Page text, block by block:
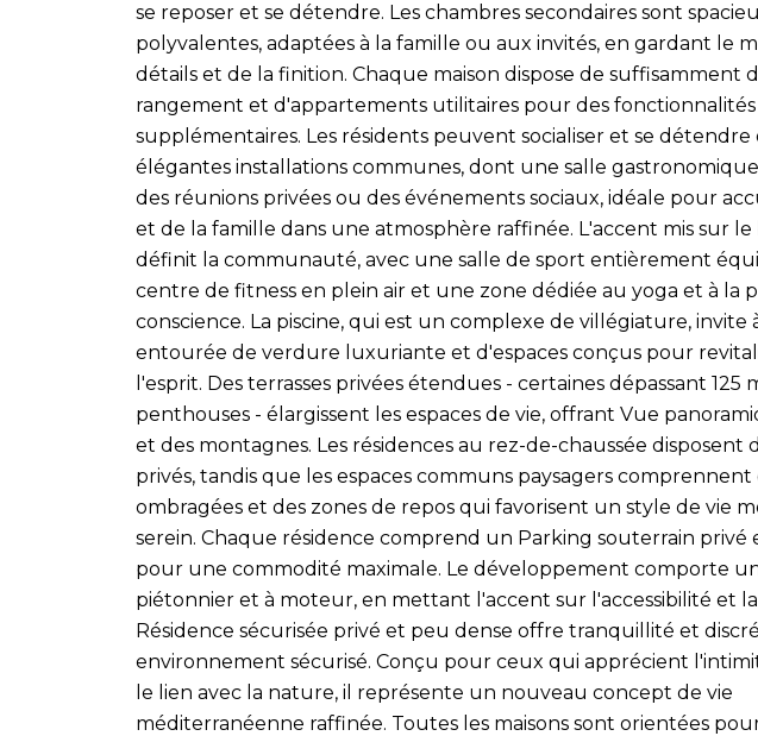
se reposer et se détendre. Les chambres secondaires sont
polyvalentes, adaptées à la famille ou aux invités, en gardant le
détails et de la finition. Chaque maison dispose de suffisamment
rangement et d'appartements utilitaires pour des fonctionnalités
supplémentaires. Les résidents peuvent socialiser et se détendre
élégantes installations communes, dont une salle
des réunions privées ou des événements sociaux, idéale pour
et de la famille dans une atmosphère raffinée. L'accent mis sur
définit la communauté, avec une salle de sport entièrement
centre de fitness en plein air et une zone dédiée au yoga et à la
conscience. La piscine, qui est un complexe de villégiature, invite
entourée de verdure luxuriante et d'espaces conçus pour
l'esprit. Des terrasses privées étendues - certaines dépassant 125
penthouses - élargissent les espaces de vie, offrant Vue
et des montagnes. Les résidences au rez-de-chaussée disposent
privés, tandis que les espaces communs paysagers comprennent
ombragées et des zones de repos qui favorisent un style de vie
serein. Chaque résidence comprend un Parking souterrain privé
pour une commodité maximale. Le développement comporte
piétonnier et à moteur, en mettant l'accent sur l'accessibilité et la
Résidence sécurisée privé et peu dense offre tranquillité et
environnement sécurisé. Conçu pour ceux qui apprécient
le lien avec la nature, il représente un nouveau concept de vie
méditerranéenne raffinée. Toutes les maisons sont orientées